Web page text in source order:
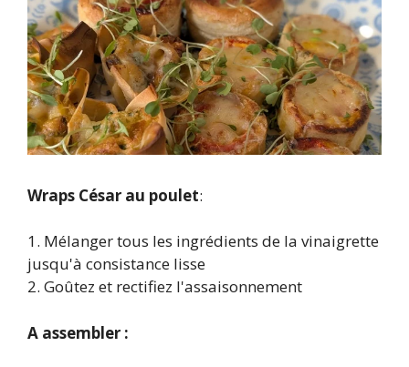
Wraps César au poulet:
1. Mélanger tous les ingrédients de la vinaigrette
jusqu'à consistance lisse
2. Goûtez et rectifiez l'assaisonnement
A assembler :